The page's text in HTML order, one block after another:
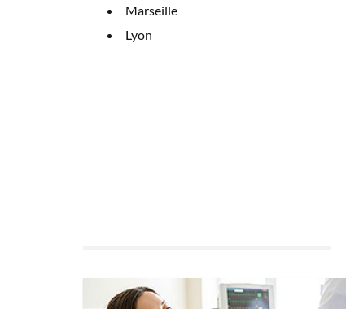
Marseille
Lyon